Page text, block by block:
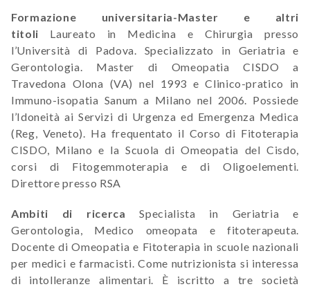
Formazione universitaria-Master e altri
titoli Laureato in Medicina e Chirurgia presso
l’Università di Padova. Specializzato in Geriatria e
Gerontologia. Master di Omeopatia CISDO a
Travedona Olona (VA) nel 1993 e Clinico-pratico in
Immuno-isopatia Sanum a Milano nel 2006. Possiede
l’Idoneità ai Servizi di Urgenza ed Emergenza Medica
(Reg, Veneto). Ha frequentato il Corso di Fitoterapia
CISDO, Milano e la Scuola di Omeopatia del Cisdo,
corsi di Fitogemmoterapia e di Oligoelementi.
Direttore presso RSA
Ambiti di ricercaSpecialista in Geriatria e
Gerontologia, Medico omeopata e fitoterapeuta.
Docente di Omeopatia e Fitoterapia in scuole nazionali
per medici e farmacisti. Come nutrizionista si interessa
di intolleranze alimentari. È iscritto a tre società